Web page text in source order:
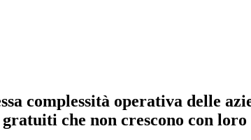
complessità operativa delle
che non crescono con loro